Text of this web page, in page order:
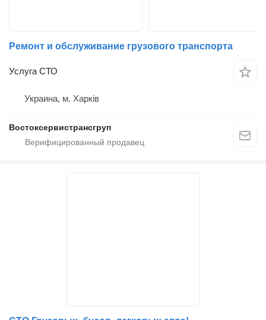
Ремонт и обслуживание грузового транспорта
Услуга СТО
Украина, м. Харків
Востоксервистрансгруп